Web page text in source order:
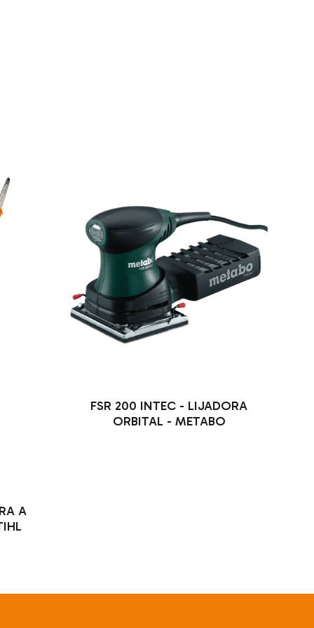
A
FSR 200 INTEC - LIJADORA
ORBITAL - METABO